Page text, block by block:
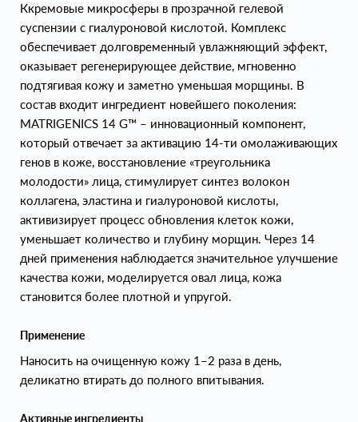
Ккремовые микросферы в прозрачной гелевой
суспензии с гиалуроновой кислотой. Комплекс
обеспечивает долговременный увлажняющий эффект,
оказывает регенерирующее действие, мгновенно
подтягивая кожу и заметно уменьшая морщины. В
состав входит ингредиент новейшего поколения:
MATRIGENICS 14 G™ – инновационный компонент,
который отвечает за активацию 14-ти омолаживающих
генов в коже, восстановление «треугольника
молодости» лица, стимулирует синтез волокон
коллагена, эластина и гиалуроновой кислоты,
активизирует процесс обновления клеток кожи,
уменьшает количество и глубину морщин. Через 14
дней применения наблюдается значительное улучшение
качества кожи, моделируется овал лица, кожа
становится более плотной и упругой.
Применение
Наносить на очищенную кожу 1–2 раза в день,
деликатно втирать до полного впитывания.
Активные ингредиенты